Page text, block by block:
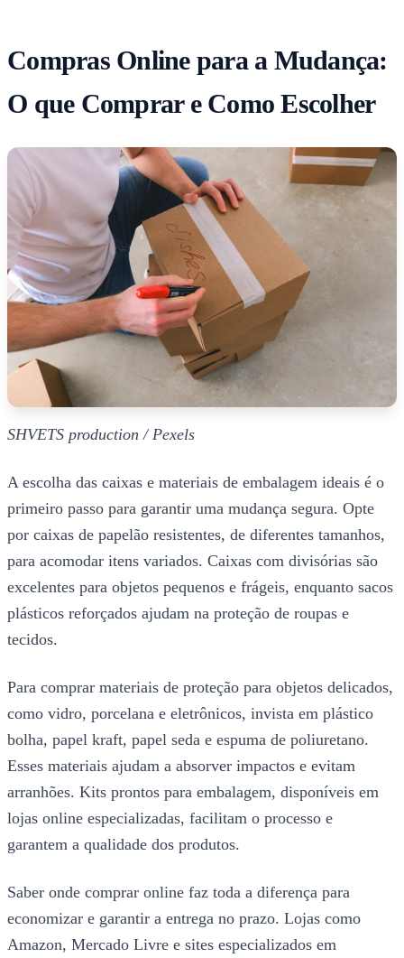
Compras Online para a Mudança:
O que Comprar e Como Escolher
SHVETS production / Pexels
A escolha das caixas e materiais de embalagem ideais é o
primeiro passo para garantir uma mudança segura. Opte
por caixas de papelão resistentes, de diferentes tamanhos,
para acomodar itens variados. Caixas com divisórias são
excelentes para objetos pequenos e frágeis, enquanto sacos
plásticos reforçados ajudam na proteção de roupas e
tecidos.
Para comprar materiais de proteção para objetos delicados,
como vidro, porcelana e eletrônicos, invista em plástico
bolha, papel kraft, papel seda e espuma de poliuretano.
Esses materiais ajudam a absorver impactos e evitam
arranhões. Kits prontos para embalagem, disponíveis em
lojas online especializadas, facilitam o processo e
garantem a qualidade dos produtos.
Saber onde comprar online faz toda a diferença para
economizar e garantir a entrega no prazo. Lojas como
Amazon, Mercado Livre e sites especializados em